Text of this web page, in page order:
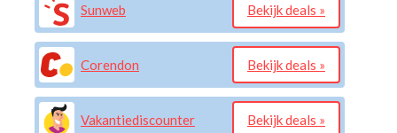
Sunweb Bekijk deals »
Corendon Bekijk deals »
Vakantiediscounter Bekijk deals »